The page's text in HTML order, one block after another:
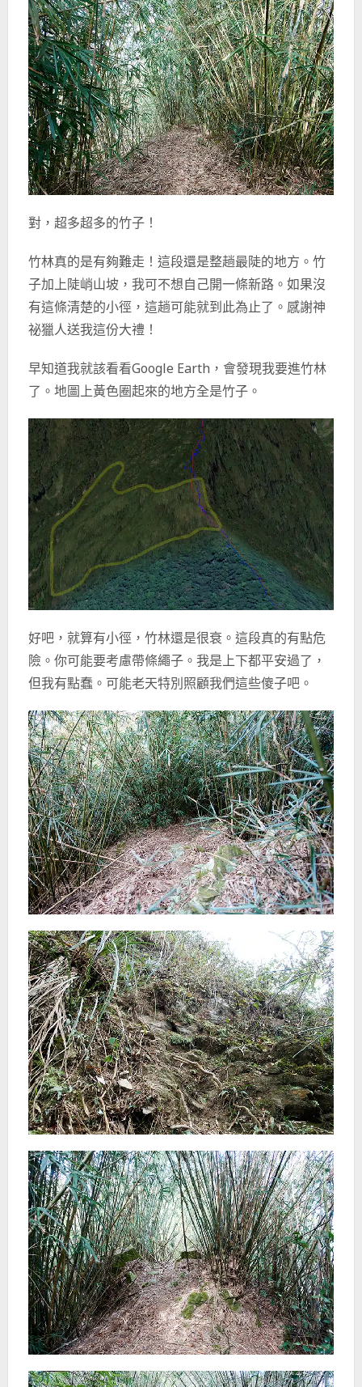
對，超多超多的竹子！
竹林真的是有夠難走！這段還是整趟最陡的地方。竹
子加上陡峭山坡，我可不想自己開一條新路。如果沒
有這條清楚的小徑，這趟可能就到此為止了。感謝神
祕獵人送我這份大禮！
早知道我就該看看Google Earth，會發現我要進竹林
了。地圖上黃色圈起來的地方全是竹子。
好吧，就算有小徑，竹林還是很衰。這段真的有點危
險。你可能要考慮帶條繩子。我是上下都平安過了，
但我有點蠢。可能老天特別照顧我們這些傻子吧。